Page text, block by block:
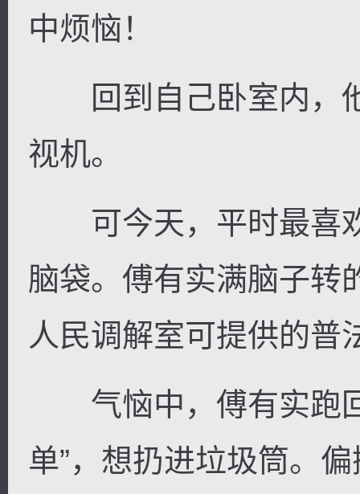
中烦恼！
回到自己卧室内，
视机。
可今天，平时最喜
脑袋。傅有实满脑子转
人民调解室可提供的普
气恼中，傅有实跑回
单”，想扔进垃圾筒。